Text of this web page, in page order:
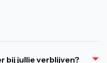
bij jullie verblijven?